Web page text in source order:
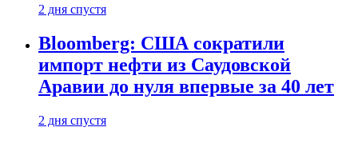
2 дня спустя
Bloomberg: США сократили
импорт нефти из Саудовской
Аравии до нуля впервые за 40 лет
2 дня спустя